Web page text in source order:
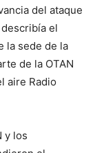
del ataque
el
la sede de la
de la OTAN
aire Radio
y los